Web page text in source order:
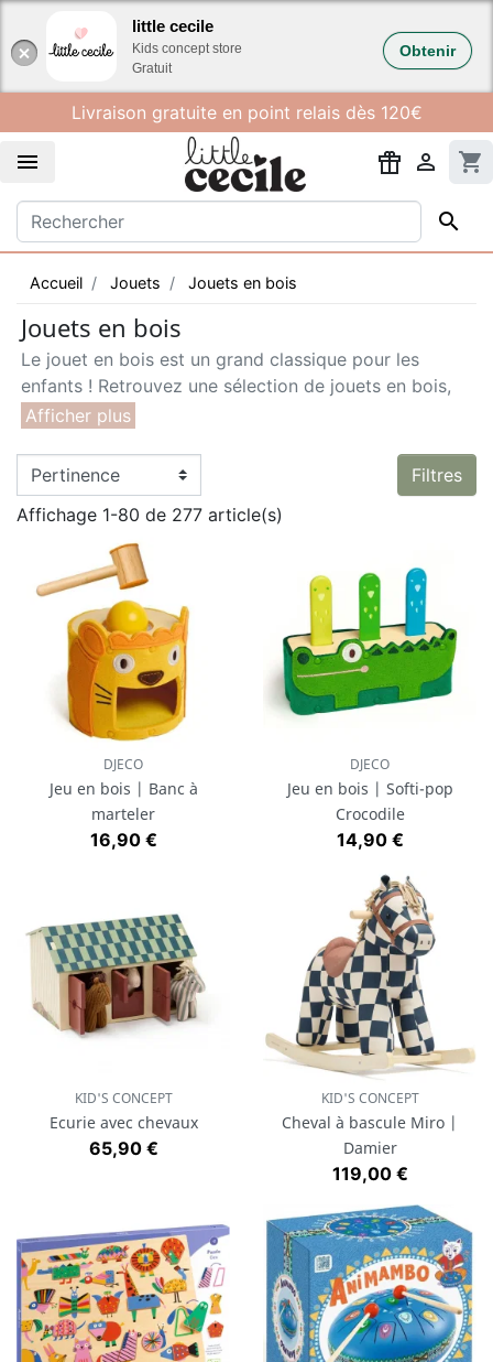
little cecile
Kids concept store
Gratuit
Obtenir
Livraison gratuite en point relais dès 120€
  shopping_cart

Accueil Jouets Jouets en bois
Jouets en bois
Le jouet en bois est un grand classique pour les
enfants ! Retrouvez une sélection de jouets en bois,
solides et sains à la fois. Le jouet en bois est durable,
compose ces produits est bien souvent issu de forêts
durablement gérées (FSC) et il est généralement
peint avec des pigments naturels non toxiques.
Parmi ces jouets, on retrouve la gamme
les petites voitures
CandyLab Toys ou encore
les célèbres
figurines Holztiger
Filtres
Affichage 1-80 de 277 article(s)
DJECO
Jeu en bois | Banc à
marteler
Prix
16,90 €
DJECO
Jeu en bois | Softi-pop
Crocodile
Prix
14,90 €
KID'S CONCEPT
Ecurie avec chevaux
Prix
65,90 €
KID'S CONCEPT
Cheval à bascule Miro |
Damier
Prix
119,00 €